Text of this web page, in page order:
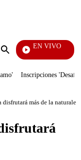
Enviar
EN VIVO
Yo Me Llamo
Inscripciones
más de la